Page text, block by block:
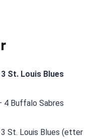
3 St. Louis Blues
4 Buffalo Sabres
St. Louis Blues (etter